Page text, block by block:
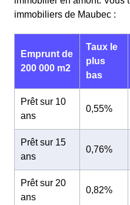
immobiliers de Maubec :
Emprunt de
200 000 m2
Taux le
plus
bas
Prêt sur 10
ans
0,55%
Prêt sur 15
ans
0,76%
Prêt sur 20
ans
0,82%